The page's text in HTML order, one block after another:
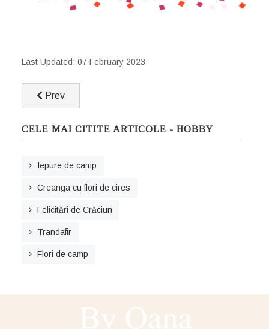
Last Updated: 07 February 2023
Previous article: Pandantiv cu scoica
Prev
CELE MAI CITITE ARTICOLE - HOBBY
Iepure de camp
Creanga cu flori de cires
Felicitări de Crăciun
Trandafir
Flori de camp